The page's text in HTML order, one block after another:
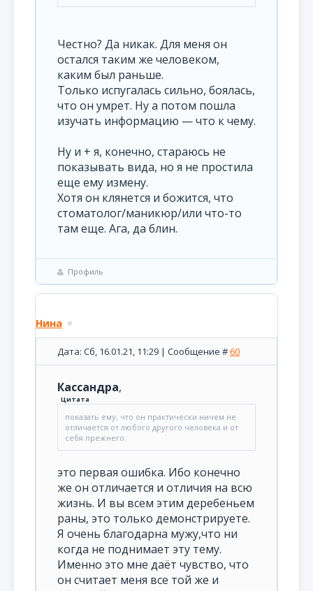
Честно? Да никак. Для меня он
остался таким же человеком,
каким был раньше.
Только испугалась сильно, боялась,
что он умрет. Ну а потом пошла
изучать информацию — что к чему.
Ну и + я, конечно, стараюсь не
показывать вида, но я не простила
еще ему измену.
Хотя он клянется и божится, что
стоматолог/маникюр/или что-то
там еще. Ага, да блин.
Профиль
Нина
Дата: Сб, 16.01.21, 11:29 | Сообщение #60
Кассандра,
Цитата
показать ему, что он практически ничем не
отличается от любого другого человека и от
себя прежнего.
это первая ошибка. Ибо конечно
же он отличается и отличия на всю
жизнь. И вы всем этим деребеньем
раны, это только демонстрируете.
Я очень благодарна мужу,что ни
когда не поднимает эту тему.
Именно это мне даёт чувство, что
он считает меня все той же и